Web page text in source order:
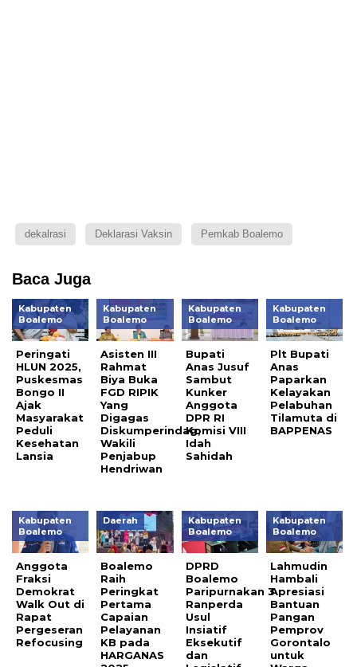
dekalrasi Deklarasi Vaksin Pemkab Boalemo
Baca Juga
Kabupaten
Boalemo
Peringati
HLUN 2025,
Puskesmas
Bongo II
Ajak
Masyarakat
Peduli
Kesehatan
Lansia
Kabupaten
Boalemo
Asisten III
Rahmat
Biya Buka
FGD RIPIK
Yang
Digagas
Diskumperindag,
Wakili
Penjabup
Hendriwan
Kabupaten
Boalemo
Bupati
Anas Jusuf
Sambut
Kunker
Anggota
DPR RI
Komisi VIII
Idah
Sahidah
Kabupaten
Boalemo
Plt Bupati
Anas
Paparkan
Kelayakan
Pelabuhan
Tilamuta di
BAPPENAS
Kabupaten
Boalemo
Anggota
Fraksi
Demokrat
Walk Out di
Rapat
Pergeseran
Refocusing
Daerah
Boalemo
Raih
Peringkat
Pertama
Capaian
Pelayanan
KB pada
HARGANAS
Kabupaten
Boalemo
DPRD
Boalemo
Paripurnakan 3
Ranperda
Usul
Insiatif
Eksekutif
dan
Kabupaten
Boalemo
Lahmudin
Hambali
Apresiasi
Bantuan
Pangan
Pemprov
Gorontalo
untuk